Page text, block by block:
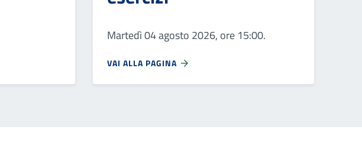
Martedì 04 agosto 2026, ore 15:00.
VAI ALLA PAGINA